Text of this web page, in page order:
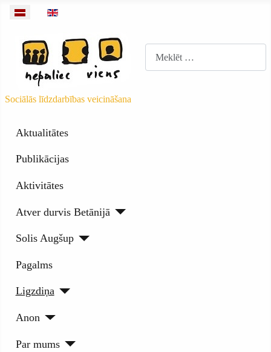
Izvēlieties valodu
Sociālās līdzdarbības veicināšana
Aktualitātes
Publikācijas
Aktivitātes
Atver durvis Betānijā
Solis Augšup
Pagalms
Ligzdiņa
Anon
Par mums